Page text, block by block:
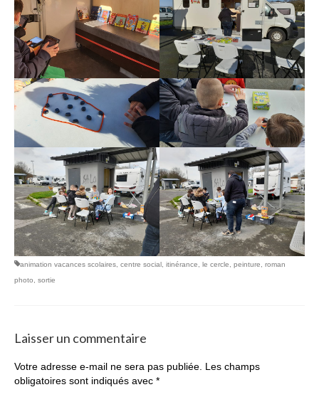
animation vacances scolaires centre social itinérance le cercle peinture
roman
photo
sortie
Laisser un commentaire
Votre adresse e-mail ne sera pas publiée. Les champs
obligatoires sont indiqués avec *